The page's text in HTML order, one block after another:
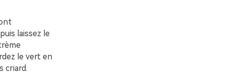
laissez le
le vert en
criard.